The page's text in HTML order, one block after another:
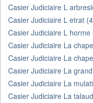
Casier Judiciaire L
Casier Judiciaire L etrat
Casier Judiciaire L horme
Casier Judiciaire La
Casier Judiciaire La
Casier Judiciaire La
Casier Judiciaire La
Casier Judiciaire La